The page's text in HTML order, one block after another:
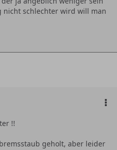
nicht schlechter wird will man
!!
geholt, aber leider